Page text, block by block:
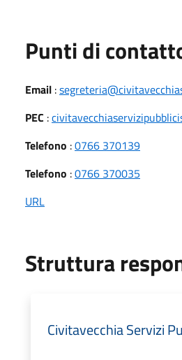
Punti di
Email :
PEC :
Telefono :0766 370139
Telefono :0766 370035
URL
Struttura
Civitavecchia Servizi